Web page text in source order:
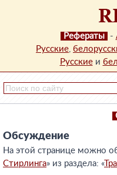
Рефераты -
Русские,
Русскиеи
Обсуждение
На этой странице можно
Стирлинга» из раздела: «